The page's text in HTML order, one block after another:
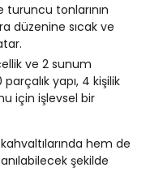
turuncu tonlarının
düzenine sıcak ve
ve 2 sunum
yapı, 4 kişilik
için işlevsel bir
hem de
şekilde